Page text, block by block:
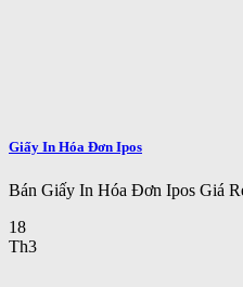
Giấy In Hóa Đơn Ipos
Bán Giấy In Hóa Đơn Ipos Giá
18
Th3